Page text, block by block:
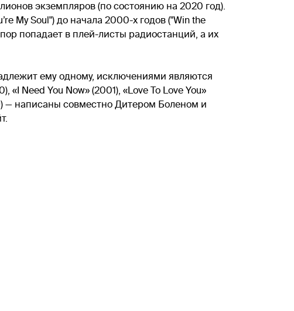
экземпляров (по состоянию на 2020 год).
My Soul") до начала 2000-х годов ("Win the
попадает в плей-листы радиостанций, а их
ему одному, исключениями являются
«I Need You Now» (2001), «Love To Love You»
— написаны совместно Дитером Боленом и